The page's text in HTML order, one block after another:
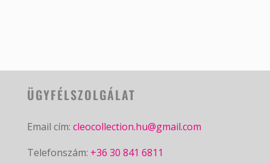
ÜGYFÉLSZOLGÁLAT
Email cím: cleocollection.hu@gmail.com
Telefonszám: +36 30 841 6811